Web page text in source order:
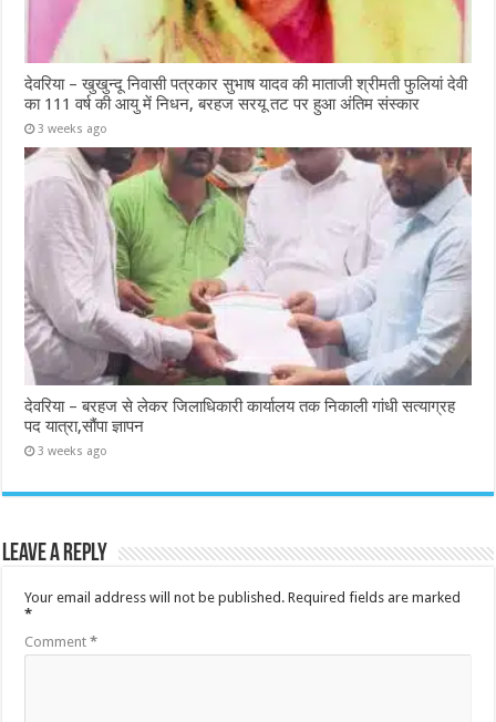
देवरिया – खुखुन्दू निवासी पत्रकार सुभाष यादव की माताजी श्रीमती फुलियां देवी
का 111 वर्ष की आयु में निधन, बरहज सरयू तट पर हुआ अंतिम संस्कार
3 weeks ago
देवरिया – बरहज से लेकर जिलाधिकारी कार्यालय तक निकाली गांधी सत्याग्रह
पद यात्रा,सौंपा ज्ञापन
3 weeks ago
Leave a Reply
Your email address will not be published. Required fields are marked
*
Comment*